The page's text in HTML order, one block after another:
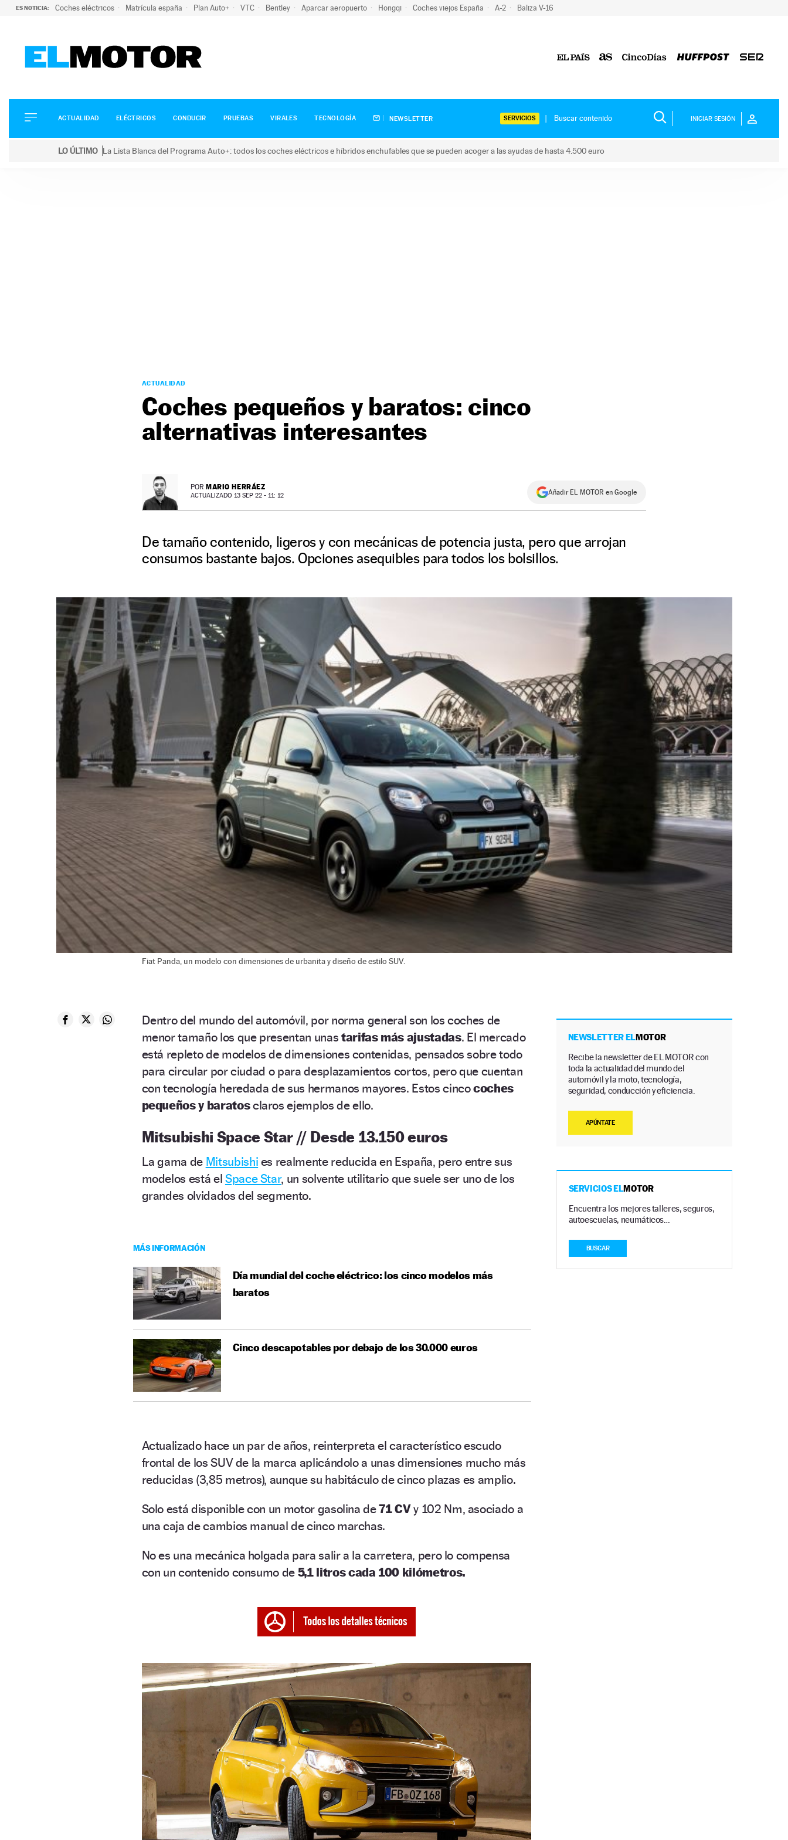
ES NOTICIA: Coches eléctricos Matrícula españa Plan Auto+ VTC Bentley Aparcar aeropuerto Hongqi Coches viejos España A-2 Baliza V-16
ELÉCTRICOS
CONDUCIR
ACTUALIDAD ELÉCTRICOS CONDUCIR PRUEBAS VIRALES TECNOLOGÍA NEWSLETTER SERVICIOS INICIAR SESIÓN
LO ÚLTIMO La Lista Blanca del Programa Auto+: todos los coches eléctricos e híbridos enchufables que se pueden acoger a las ayudas de hasta 4.500 euro
ACTUALIDAD
Coches pequeños y baratos: cinco
alternativas interesantes
POR MARIO HERRÁEZ
ACTUALIZADO 13 SEP 22 - 11: 12 Añadir EL MOTOR en Google
De tamaño contenido, ligeros y con mecánicas de potencia justa, pero que arrojan
consumos bastante bajos. Opciones asequibles para todos los bolsillos.
Fiat Panda, un modelo con dimensiones de urbanita y diseño de estilo SUV.
Dentro del mundo del automóvil, por norma general son los coches de
menor tamaño los que presentan unas tarifas más ajustadas. El mercado
está repleto de modelos de dimensiones contenidas, pensados sobre todo
para circular por ciudad o para desplazamientos cortos, pero que cuentan
con tecnología heredada de sus hermanos mayores. Estos cincocoches
pequeños y baratosclaros ejemplos de ello.
Mitsubishi Space Star // Desde 13.150 euros
La gama de Mitsubishi es realmente reducida en España, pero entre sus
modelos está el Space Star, un solvente utilitario que suele ser uno de los
grandes olvidados del segmento.
MÁS INFORMACIÓN
Día mundial del coche eléctrico: los cinco modelos más
baratos
Cinco descapotables por debajo de los 30.000 euros
Actualizado hace un par de años, reinterpreta el característico escudo
frontal de los SUV de la marca aplicándolo a unas dimensiones mucho más
reducidas (3,85 metros), aunque su habitáculo de cinco plazas es amplio.
Solo está disponible con un motor gasolina de71 CVy 102 Nm, asociado a
una caja de cambios manual de cinco marchas.
No es una mecánica holgada para salir a la carretera, pero lo compensa
con un contenido consumo de 5,1 litros cada 100 kilómetros.
NEWSLETTER ELMOTOR
Recibe la newsletter de EL MOTOR con
toda la actualidad del mundo del
automóvil y la moto, tecnología,
seguridad, conducción y eficiencia.
APÚNTATE
SERVICIOS ELMOTOR
Encuentra los mejores talleres, seguros,
autoescuelas, neumáticos…
BUSCAR